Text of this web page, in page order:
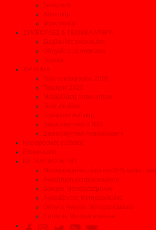
Συνεργεία
Αξεσουάρ
Φανοποιεία
ΣΥΜΒΟΥΛΕΣ & ΤΕΧΝΙΚΑ ΑΡΘΡΑ
Συμβουλές οικονομίας
Οδηγείστε με ασφάλεια
Τεχνικά
ΧΡΗΣΙΜΑ
Τέλη κυκλοφορίας 2026
Τεκμήρια 2026
Μεταβίβαση αυτοκινήτου
Τιμές Διοδίων
Τηλέφωνα Ανάγκης
Δικαιολογητικά ΚΤΕΟ
Δικαιολογητικά Ανακύκλωσης
Ηλεκτρονικές εκδόσεις
Επικοινωνία
ΜΕΤΑΧΕΙΡΙΣΜΕΝΟ
Μεταχειρισμένα μέχρι και 35% φτηνότερα
Αναζήτηση μεταχειρισμένου
Δοκιμές Μεταχειρισμένων
Αγοράζοντας Μεταχειρισμένο
Οδηγός Αγοράς Μεταχειρισμένου
Έμποροι Μεταχειρισμένων